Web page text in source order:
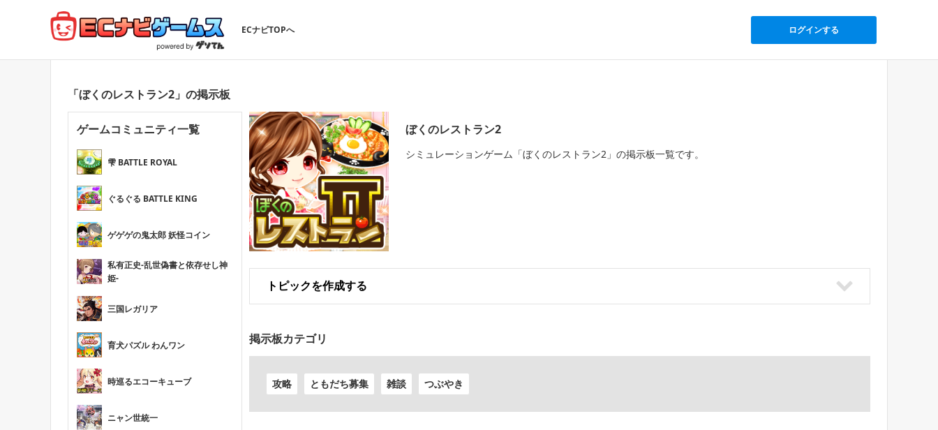
ECナビTOPへ ログインする
「ぼくのレストラン2」の掲示板
ゲームコミュニティ一覧
雫 BATTLE ROYAL
ぐるぐる BATTLE KING
ゲゲゲの鬼太郎 妖怪コイン
私有正史-乱世偽書と依存せし神
姫-
三国レガリア
育犬パズル わんワン
時巡るエコーキューブ
ニャン世統一
ぼくのレストラン2
シミュレーションゲーム「ぼくのレストラン2」の掲示板一覧です。
トピックを作成する
掲示板カテゴリ
攻略 ともだち募集 雑談 つぶやき